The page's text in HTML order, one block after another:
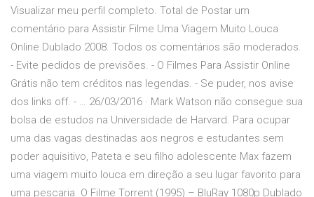
Visualizar meu perfil completo. Total de Postar um
comentário para Assistir Filme Uma Viagem Muito Louca
Online Dublado 2008. Todos os comentários são moderados.
- Evite pedidos de previsões. - O Filmes Para Assistir Online
Grátis não tem créditos nas legendas. - Se puder, nos avise
dos links off. - … 26/03/2016 · Mark Watson não consegue sua
bolsa de estudos na Universidade de Harvard. Para ocupar
uma das vagas destinadas aos negros e estudantes sem
poder aquisitivo, Pateta e seu filho adolescente Max fazem
uma viagem muito louca em direção a seu lugar favorito para
uma pescaria. O Filme Torrent (1995) – BluRay 1080p Dublado